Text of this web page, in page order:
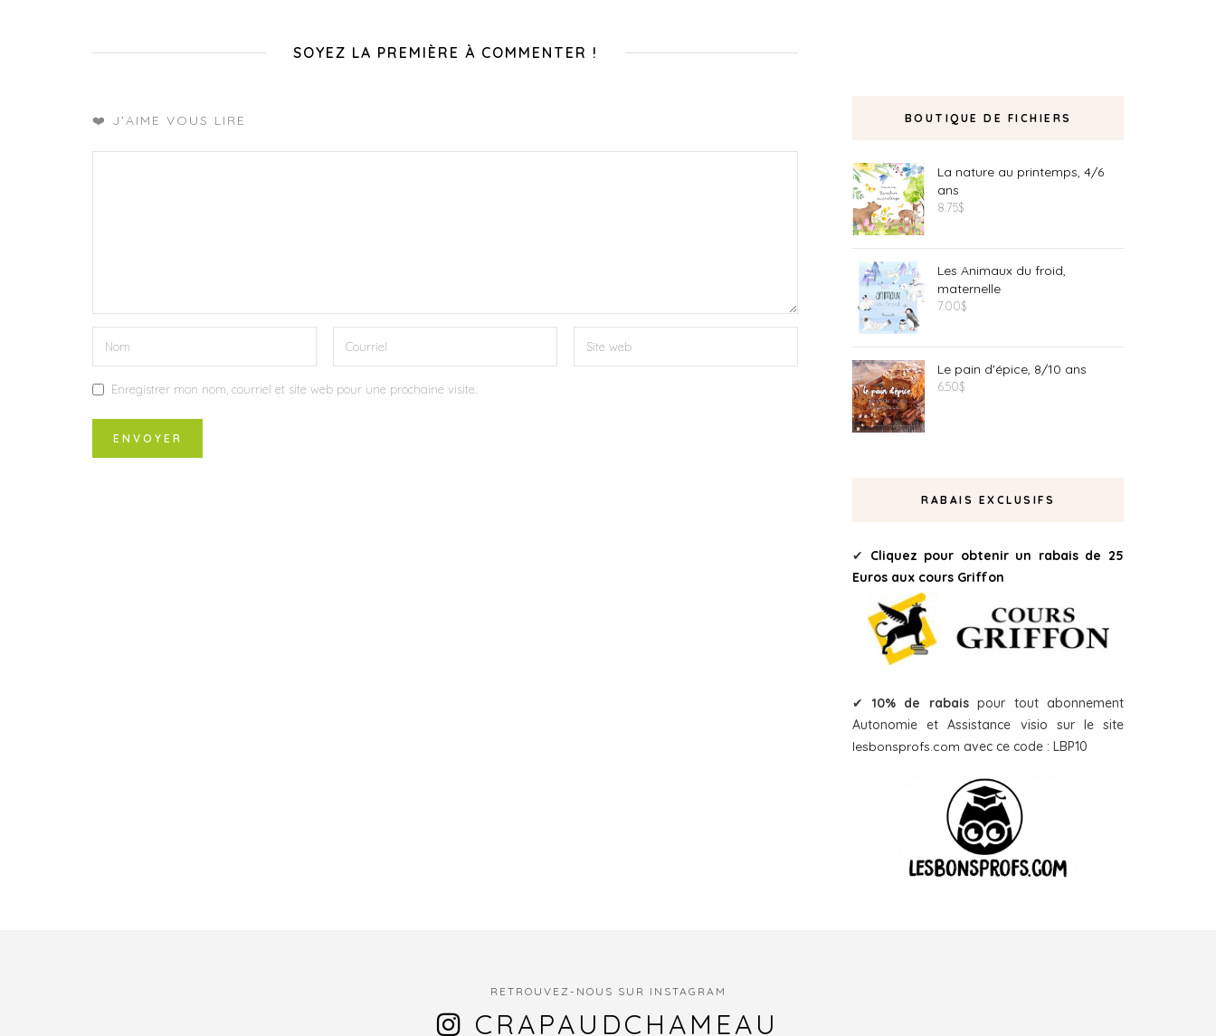
SOYEZ LA PREMIÈRE À COMMENTER !
❤️ J'AIME VOUS LIRE
Enregistrer mon nom, courriel et site web pour une prochaine visite.
BOUTIQUE DE FICHIERS
La nature au printemps, 4/6
ans
8.75$
Les Animaux du froid,
maternelle
7.00$
Le pain d'épice, 8/10 ans
6.50$
RABAIS EXCLUSIFS
✔ Cliquez pour obtenir un rabais de 25
Euros aux cours Griffon
✔ 10% de rabaispour tout abonnement
Autonomie et Assistance visio sur le site
lesbonsprofs.com avec ce code : LBP10
RETROUVEZ-NOUS SUR INSTAGRAM
CRAPAUDCHAMEAU